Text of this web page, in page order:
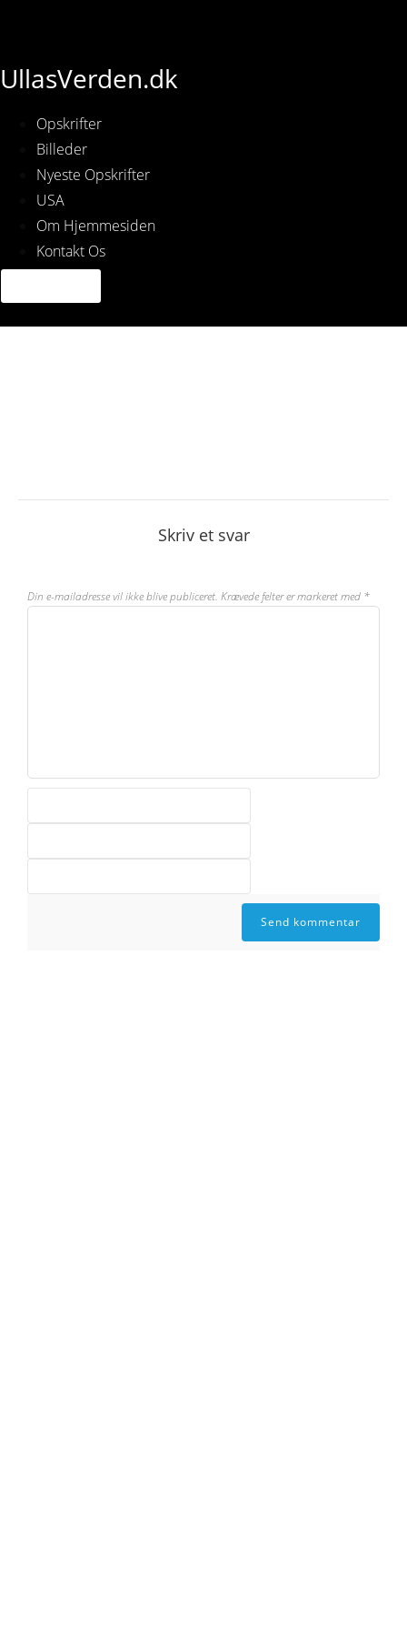
UllasVerden.dk
Opskrifter
Billeder
Nyeste Opskrifter
USA
Om Hjemmesiden
Kontakt Os
Skriv et svar
Din e-mailadresse vil ikke blive publiceret. Krævede felter er markeret med *